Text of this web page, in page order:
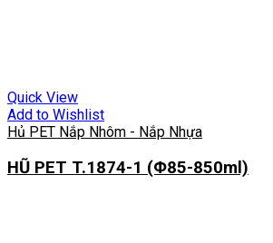
Quick View
Add to Wishlist
Hủ PET Nắp Nhôm - Nắp Nhựa
HŨ PET T.1874-1 (Φ85-850ml)